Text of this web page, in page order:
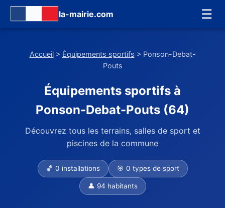
la-mairie.com ☰
Accueil> Équipements sportifs > Ponson-Debat-
Pouts
Équipements sportifs à
Ponson-Debat-Pouts (64)
Découvrez tous les terrains, salles de sport et
piscines de la commune
🏀 0 installations 🎯 0 types de sport
👤 94 habitants